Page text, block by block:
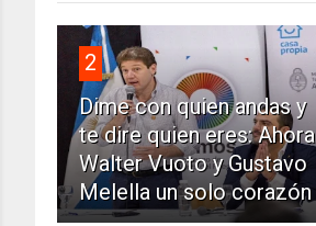
2
Dime con quien andas y
te dire quien eres: Ahora
Walter Vuoto y Gustavo
Melella un solo corazón